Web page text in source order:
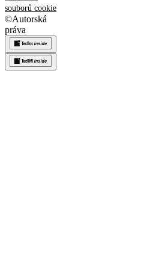
souborů cookie
©Autorská
práva